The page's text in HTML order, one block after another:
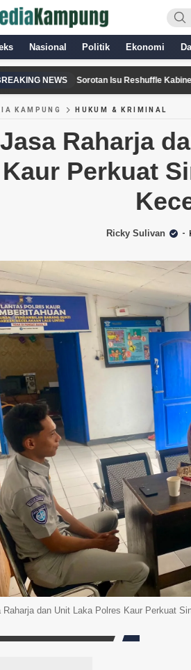
Nasional Politik Ekonomi
NEWS
dalam Sorotan Isu Reshuffle Kabinet Prabowo
KAMPUNG HUKUM & KRIMINAL
Jasa Raharja
Kaur Perkuat
Ricky Sulivan
Raharja dan Unit Laka Polres Kaur Perkuat